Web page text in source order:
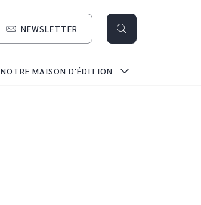
NEWSLETTER
NOTRE MAISON D'ÉDITION